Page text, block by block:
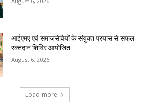
आईएमए एवं समाजसेवियों के संयुक्त प्रयास से सफल
रक्तदान शिविर आयोजित
August 6, 2026
Load more